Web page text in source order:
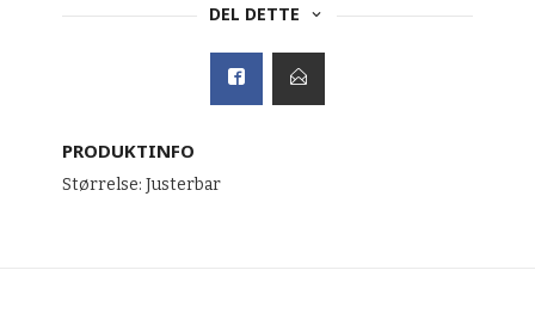
DEL DETTE
PRODUKTINFO
Størrelse: Justerbar